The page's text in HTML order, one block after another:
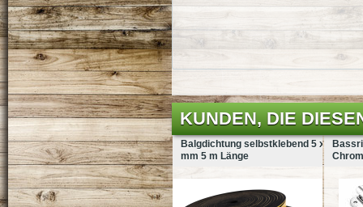
KUNDEN, DIE
Balgdichtung selbstklebend 5 x 2
mm 5 m Länge
Chrom